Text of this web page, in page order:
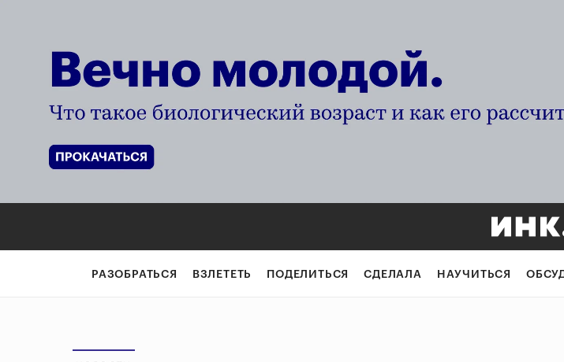
РАЗОБРАТЬСЯ ВЗЛЕТЕТЬ ПОДЕЛИТЬСЯ СДЕЛАЛА НАУЧИТЬСЯ